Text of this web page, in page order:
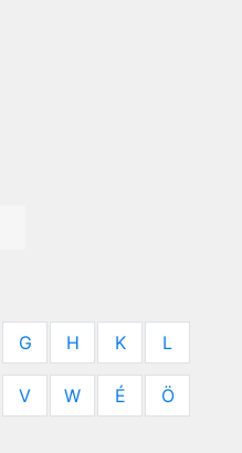
G H K L
V W É Ö